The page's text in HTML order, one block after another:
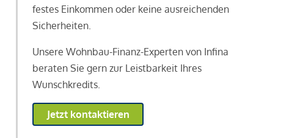
festes Einkommen oder keine ausreichenden
Sicherheiten.
Unsere Wohnbau-Finanz-Experten von Infina
beraten Sie gern zur Leistbarkeit Ihres
Wunschkredits.
Jetzt kontaktieren